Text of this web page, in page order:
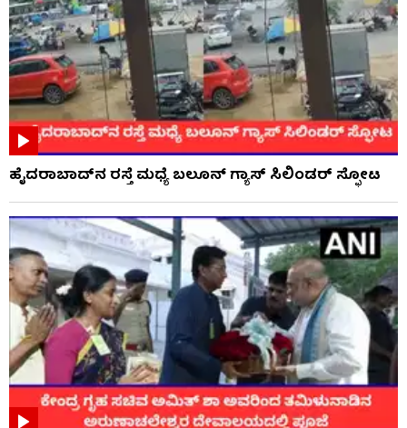
ಹೈದರಾಬಾದ್​ನ ರಸ್ತೆ ಮಧ್ಯೆ ಬಲೂನ್ ಗ್ಯಾಸ್ ಸಿಲಿಂಡರ್ ಸ್ಫೋಟ